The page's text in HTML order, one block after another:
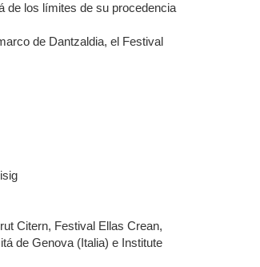
de los límites de su procedencia
de Dantzaldia, el Festival
Citern, Festival Ellas Crean,
de Genova (Italia) e Institute